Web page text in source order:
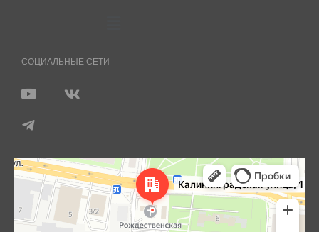
СОЦИАЛЬНЫЕ СЕТИ
Королёв
Яндекс Карты — транспорт, навигация, поиск мест